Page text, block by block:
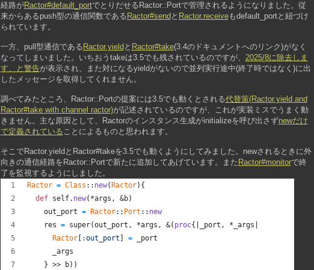
経路がRactor#default_portでとりだせるRactor::Portで管理されるようになりました。従
来からあるpush型の通信関数である Ractor#send と Ractor.receiveもdefault_portと紐づけ
られています。
一方、pull型通信である Ractor.yield と Ractor#take(3.4のドキュメントへのリンク)がなく
なってしまいました。いちおうtakeは3.5でも残されているのですが、 2025/8に除去しま
す、と警告が表示され、また対になるyieldがないので並列実行途中(終了時ではなく)に出
したメッセージを取得してくれません。
調べてみたところ、Ractor::Portの提案には3.5でも動くとされる代替策(Ractor.yield and
Ractor#take with channel ractor)が記述されているのですが、これが実装ミスでうまく動
きません。主な原因として、Ractorのインスタンス生成がinitializeを呼び出さずnewだけ
で定義されていることによるものと思われます。
そこでRactor.yieldとRactor#takeを3.5でも動くようにしてみました。newされるときに外
向きの通信経路をRactor::Portで新たに追加してあげています。また Ractor#monitorで終
了を監視するようにしました。
Ractor = Class :: new( Ractor) {
def
self. new( *args , &b)
out_port = Ractor:: Port :: new
res = super(out_port , *args , &( proc{ _port , * _args
Ractor[ :out_port =
_port
_args
} >> b) )